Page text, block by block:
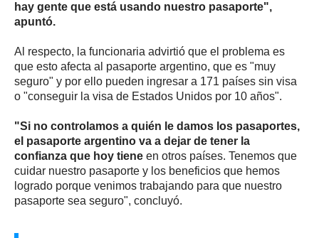
hay gente que está usando nuestro pasaporte",
apuntó.
Al respecto, la funcionaria advirtió que el problema es
que esto afecta al pasaporte argentino, que es "muy
seguro" y por ello pueden ingresar a 171 países sin visa
o "conseguir la visa de Estados Unidos por 10 años".
"Si no controlamos a quién le damos los pasaportes,
el pasaporte argentino va a dejar de tener la
confianza que hoy tiene en otros países. Tenemos que
cuidar nuestro pasaporte y los beneficios que hemos
logrado porque venimos trabajando para que nuestro
pasaporte sea seguro", concluyó.